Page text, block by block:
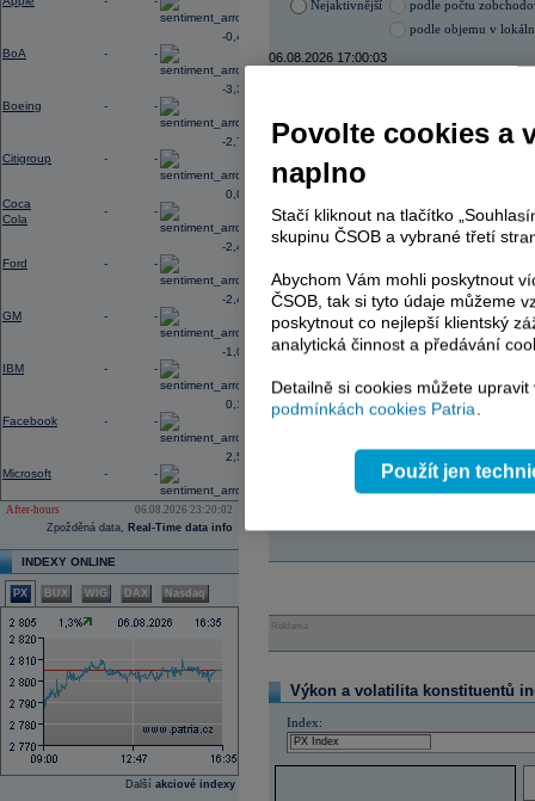
BoA - -
-0,40
Boeing - -
-3,33
Citigroup - -
-2,78
Coca
Cola
- -
0,02
Ford - -
-2,41
GM - -
-2,49
IBM - -
-1,06
Facebook - -
0,19
Microsoft - -
2,54
After-hours
06.08.2026 23:20:02
Zpožděná data, Real-Time data info
INDEXY ONLINE
PX BUX WIG DAX Nasdaq
Další akciové indexy
Nejaktivnější
podle počtu
podle objemu v
06.08.2026 17:00:03
ČEZ
TMR
PHILIP MORRIS ČR
AD index - vývoj
Region
select
Odeslat
Reklama
Výkon a volatilita konstituentů
Index:
Povolte cookies a
naplno
Stačí kliknout na tlačítko
skupinu ČSOB a vybrané třetí
Abychom Vám mohli poskytnout
ČSOB, tak si tyto údaje můžeme
poskytnout co nejlepší klientský
analytická činnost a předávání
Detailně si cookies můžete
podmínkách cookies Patria.
Použít jen